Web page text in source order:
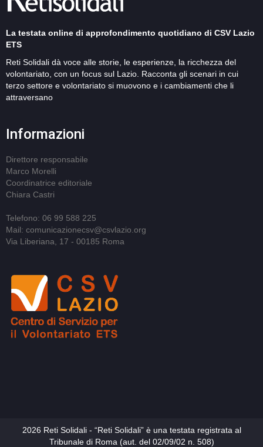
La testata online di approfondimento quotidiano di CSV Lazio
ETS
Reti Solidali dà voce alle storie, le esperienze, la ricchezza del
volontariato, con un focus sul Lazio. Racconta gli scenari in cui
terzo settore e volontariato si muovono e i cambiamenti che li
attraversano
Informazioni
Direttore responsabile
Marco Morelli
Coordinatrice editoriale
Chiara Castri
Telefono: 06 99 588 225
Mail: comunicazionecsv@csvlazio.org
Via Liberiana, 17 - 00185 Roma
2026 Reti Solidali - “Reti Solidali” è una testata registrata al
Tribunale di Roma (aut. del 02/09/02 n. 508)